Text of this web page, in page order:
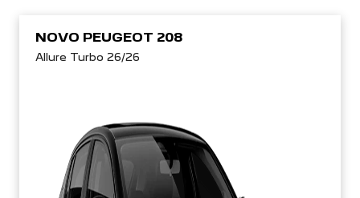
NOVO PEUGEOT 208
Allure Turbo 26/26